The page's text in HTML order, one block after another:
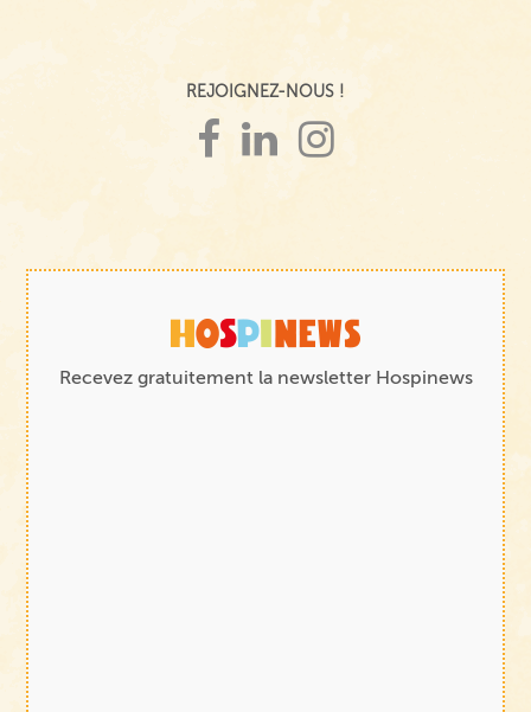
REJOIGNEZ-NOUS !
Recevez gratuitement la newsletter Hospinews